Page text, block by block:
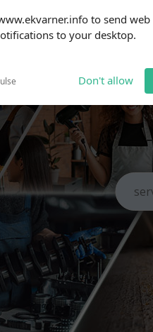
to send web
to your desktop.
Don't allow
prompts, click